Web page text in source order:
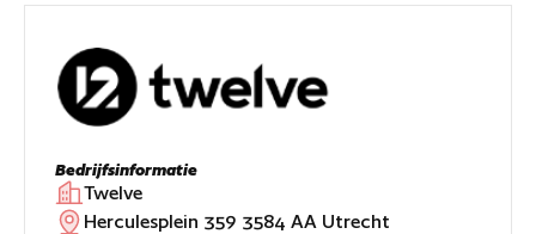
Bedrijfsinformatie
Twelve
Herculesplein 359 3584 AA Utrecht